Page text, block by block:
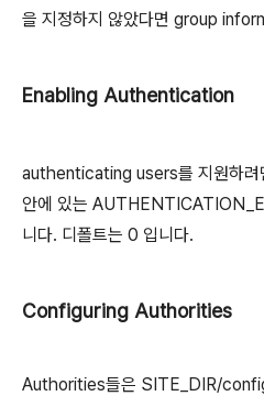
을 지정하지 않았다면 group
Enabling Authentication
authenticating users를 지원하려
안에 있는
니다. 디폴트는 0 입니다.
Configuring Authorities
Authorities들은 SITE_DIR/